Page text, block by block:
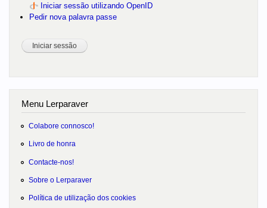
Iniciar sessão utilizando OpenID
Pedir nova palavra passe
Menu Lerparaver
Colabore connosco!
Livro de honra
Contacte-nos!
Sobre o Lerparaver
Política de utilização dos cookies